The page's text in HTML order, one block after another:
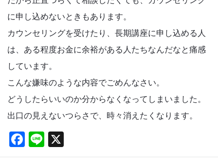
に申し込めないときもあります。
カウンセリングを受けたり、長期講座に申し込める人
は、ある程度お金に余裕がある人たちなんだなと痛感
しています。
こんな嫌味のような内容でごめんなさい。
どうしたらいいのか分からなくなってしまいました。
出口の見えないつらさで、時々消えたくなります。
F
a
Li
n